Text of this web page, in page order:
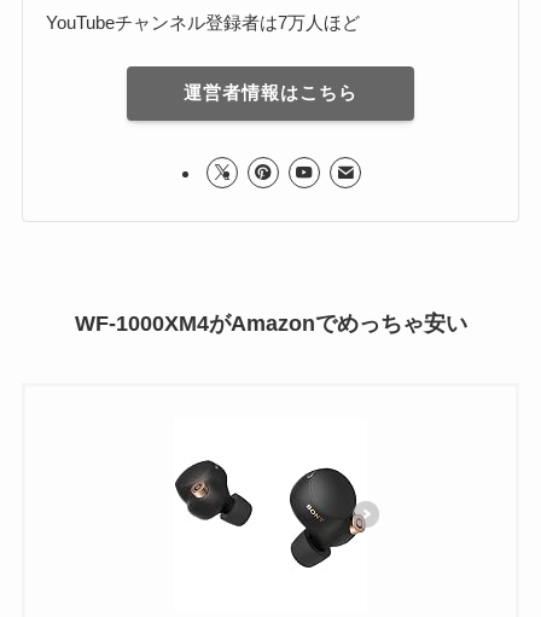
YouTubeチャンネル登録者は7万人ほど
運営者情報はこちら
WF-1000XM4がAmazonでめっちゃ安い